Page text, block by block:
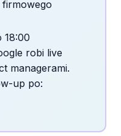
18:00
robi live
managerami.
up po: